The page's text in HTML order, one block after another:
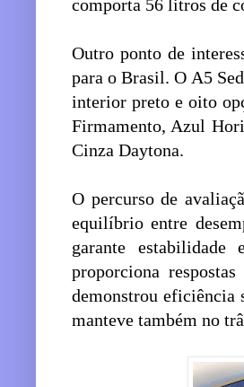
comporta 56 litros de
Outro ponto de
para o Brasil. O A5
interior preto e oito
Firmamento, Azul
Cinza Daytona.
O percurso de
equilíbrio entre
garante
proporciona
demonstrou eficiência
manteve também no